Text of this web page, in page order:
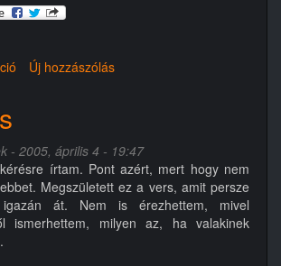
Nevetni
Új hozzászólás
- 2005, április 4 - 19:47
írtam. Pont azért, mert hogy nem
Megszületett ez a vers, amit persze
át. Nem is érezhettem, mivel
ismerhettem, milyen az, ha valakinek